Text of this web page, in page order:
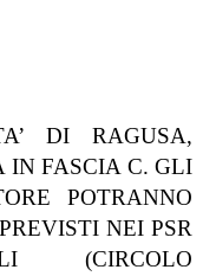
DI RAGUSA,
IN FASCIA C. GLI
POTRANNO
NEI PSR
(CIRCOLO